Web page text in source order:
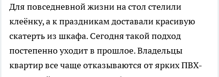
Для повседневной жизни на стол стелили
клеёнку, а к праздникам доставали красивую
скатерть из шкафа. Сегодня такой подход
постепенно уходит в прошлое. Владельцы
квартир все чаще отказываются от ярких ПВХ-